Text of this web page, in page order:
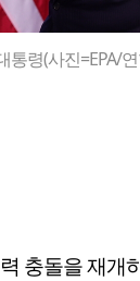
령(사진=EPA/
충돌을 재개